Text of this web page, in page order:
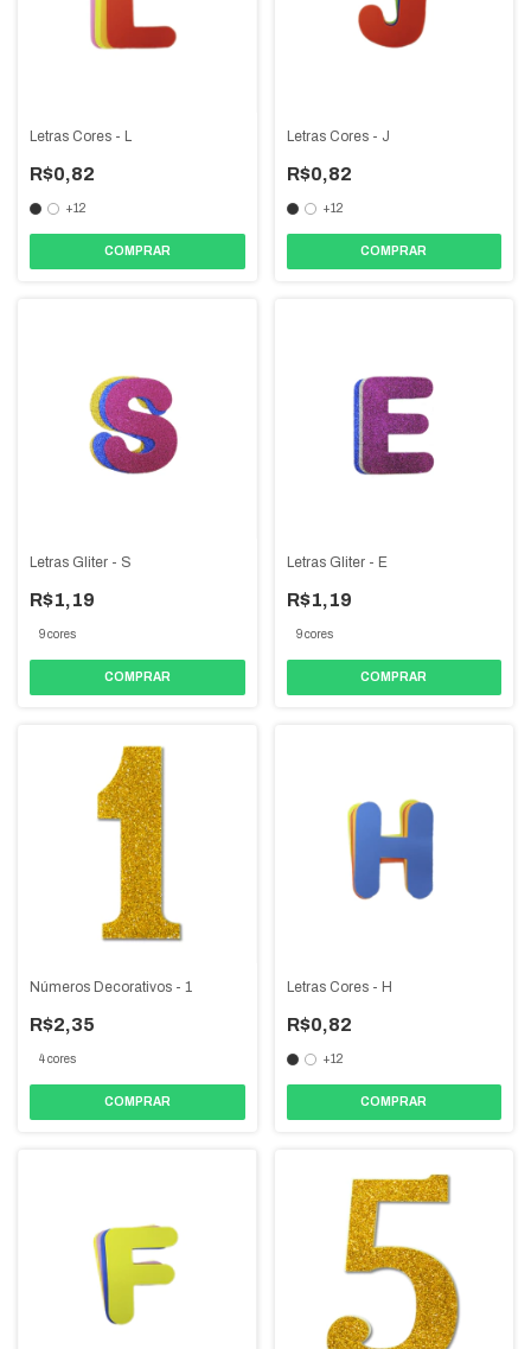
Letras Cores - L
R$0,82
+12
COMPRAR
Letras Cores - J
R$0,82
+12
COMPRAR
Letras Gliter - S
R$1,19
9 cores
COMPRAR
Letras Gliter - E
R$1,19
9 cores
COMPRAR
Números Decorativos - 1
R$2,35
4 cores
COMPRAR
Letras Cores - H
R$0,82
+12
COMPRAR